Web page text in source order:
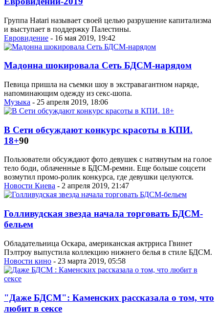
Группа Hatari называет своей целью разрушение капитализма
и выступает в поддержку Палестины.
Евровидение - 16 мая 2019, 19:42
Мадонна шокировала Сеть БДСМ-нарядом
Певица пришла на съемки шоу в экстравагантном наряде,
напоминающим одежду из секс-шопа.
Музыка - 25 апреля 2019, 18:06
В Сети обсуждают конкурс красоты в КПИ.
18+90
Пользователи обсуждают фото девушек с натянутым на голое
тело боди, облаченные в БДСМ-ремни. Еще больше соцсети
возмутил промо-ролик конкурса, где девушки целуются.
Новости Киева - 2 апреля 2019, 21:47
Голливудская звезда начала торговать БДСМ-
бельем
Обладательница Оскара, американская актрриса Гвинет
Пэлтроу выпустила коллекцию нижнего белья в стиле БДСМ.
Новости кино - 23 марта 2019, 05:58
"Даже БДСМ": Каменских рассказала о том, что
любит в сексе